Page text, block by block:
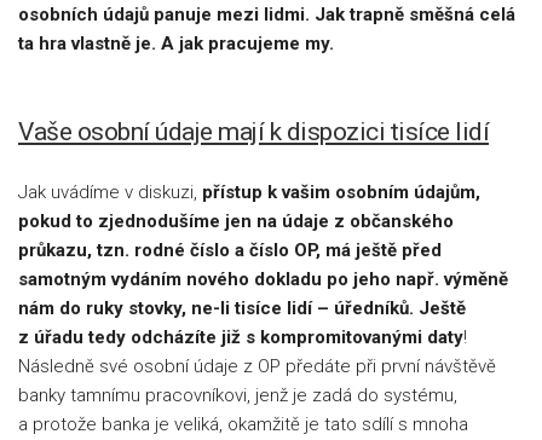
osobních údajů panuje mezi lidmi. Jak trapně směšná celá
ta hra vlastně je. A jak pracujeme my.
Vaše osobní údaje mají k dispozici tisíce lidí
Jak uvádíme v diskuzi, přístup k vašim osobním údajům,
pokud to zjednodušíme jen na údaje z občanského
průkazu, tzn. rodné číslo a číslo OP, má ještě před
samotným vydáním nového dokladu po jeho např. výměně
nám do ruky stovky, ne-li tisíce lidí – úředníků. Ještě
z úřadu tedy odcházíte již s kompromitovanými daty!
Následně své osobní údaje z OP předáte při první návštěvě
banky tamnímu pracovníkovi, jenž je zadá do systému,
a protože banka je veliká, okamžitě je tato sdílí s mnoha